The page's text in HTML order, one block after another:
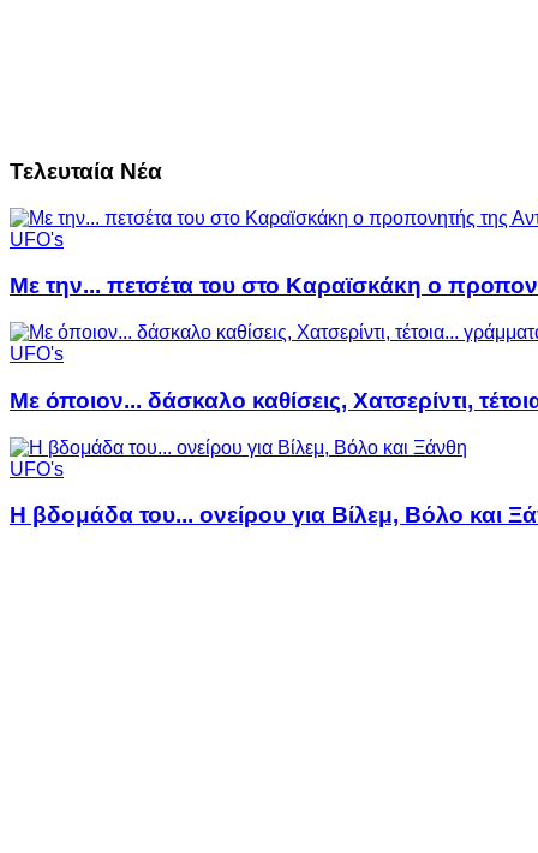
Τελευταία Νέα
UFO's
Με την... πετσέτα του στο Καραϊσκάκη ο
UFO's
Με όποιον... δάσκαλο καθίσεις, Χατσερίντι,
UFO's
Η βδομάδα του... ονείρου για Βίλεμ, Βόλο και